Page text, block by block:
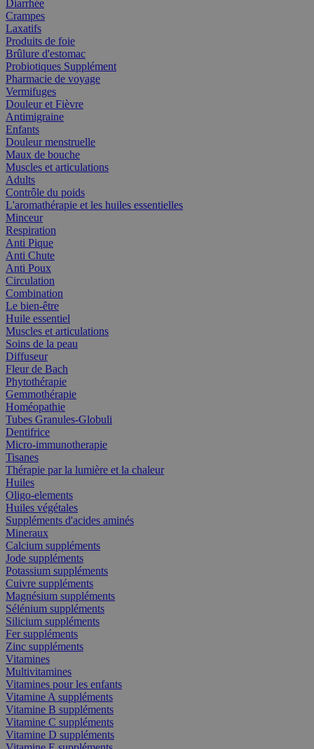
Diarrhée
Crampes
Laxatifs
Produits de foie
Brûlure d'estomac
Probiotiques Supplément
Pharmacie de voyage
Vermifuges
Douleur et Fièvre
Antimigraine
Enfants
Douleur menstruelle
Maux de bouche
Muscles et articulations
Adults
Contrôle du poids
L'aromathérapie et les huiles essentielles
Minceur
Respiration
Anti Pique
Anti Chute
Anti Poux
Circulation
Combination
Le bien-être
Huile essentiel
Muscles et articulations
Soins de la peau
Diffuseur
Fleur de Bach
Phytothérapie
Gemmothérapie
Homéopathie
Tubes Granules-Globuli
Dentifrice
Micro-immunotherapie
Tisanes
Thérapie par la lumière et la chaleur
Huiles
Oligo-elements
Huiles végétales
Suppléments d'acides aminés
Mineraux
Calcium suppléments
Jode suppléments
Potassium suppléments
Cuivre suppléments
Magnésium suppléments
Sélénium suppléments
Silicium suppléments
Fer suppléments
Zinc suppléments
Vitamines
Multivitamines
Vitamines pour les enfants
Vitamine A suppléments
Vitamine B suppléments
Vitamine C suppléments
Vitamine D suppléments